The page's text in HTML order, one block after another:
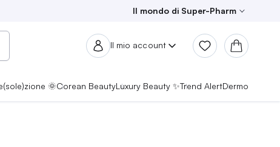
Il mondo di Super-Pharm
Il mio account
🌞Corean BeautyLuxury Beauty ✨Trend AlertDermo